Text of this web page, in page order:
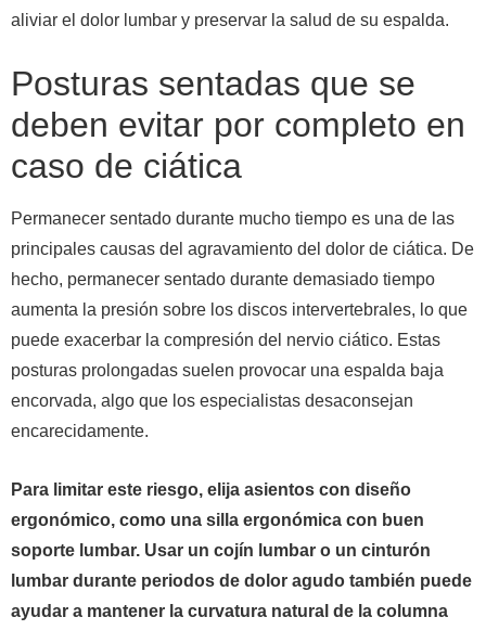
aliviar el dolor lumbar y preservar la salud de su espalda.
Posturas sentadas que se
deben evitar por completo en
caso de ciática
Permanecer sentado durante mucho tiempo es una de las
principales causas del agravamiento del dolor de ciática. De
hecho, permanecer sentado durante demasiado tiempo
aumenta la presión sobre los discos intervertebrales, lo que
puede exacerbar la compresión del nervio ciático. Estas
posturas prolongadas suelen provocar una espalda baja
encorvada, algo que los especialistas desaconsejan
encarecidamente.
Para limitar este riesgo, elija asientos con diseño
ergonómico, como una silla ergonómica con buen
soporte lumbar. Usar un cojín lumbar o un cinturón
lumbar durante periodos de dolor agudo también puede
ayudar a mantener la curvatura natural de la columna